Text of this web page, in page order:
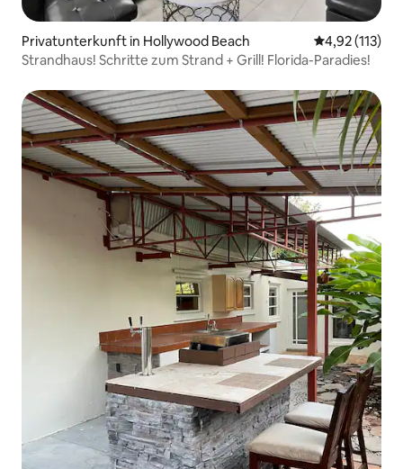
Privatunterkunft in Hollywood Beach
4,92 (113)
Strandhaus! Schritte zum Strand + Grill! Florida-Paradies!